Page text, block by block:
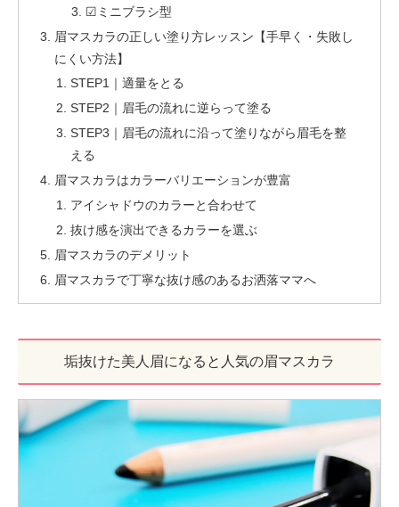
☑ミニブラシ型
眉マスカラの正しい塗り方レッスン【手早く・失敗し
にくい方法】
STEP1｜適量をとる
STEP2｜眉毛の流れに逆らって塗る
STEP3｜眉毛の流れに沿って塗りながら眉毛を整
える
眉マスカラはカラーバリエーションが豊富
アイシャドウのカラーと合わせて
抜け感を演出できるカラーを選ぶ
眉マスカラのデメリット
眉マスカラで丁寧な抜け感のあるお洒落ママへ
垢抜けた美人眉になると人気の眉マスカラ